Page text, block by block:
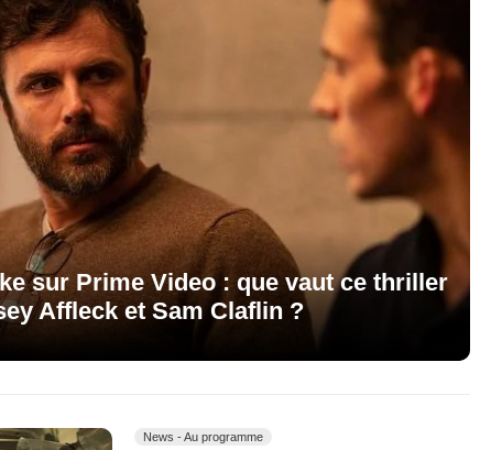
sur Prime Video : que vaut ce thriller
Affleck et Sam Claflin ?
News - Au programme